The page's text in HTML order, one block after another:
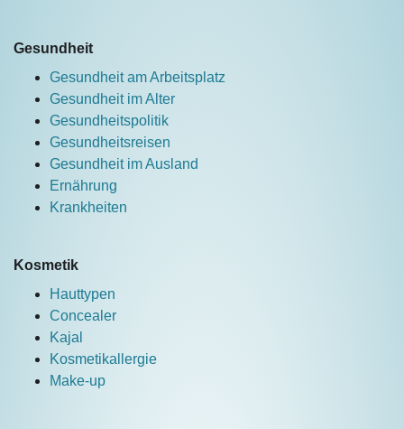
Gesundheit
Gesundheit am Arbeitsplatz
Gesundheit im Alter
Gesundheitspolitik
Gesundheitsreisen
Gesundheit im Ausland
Ernährung
Krankheiten
Kosmetik
Hauttypen
Concealer
Kajal
Kosmetikallergie
Make-up